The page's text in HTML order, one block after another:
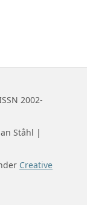
2002-
Ståhl |
Creative